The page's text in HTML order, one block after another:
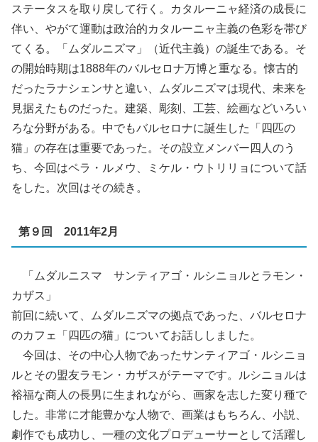
ステータスを取り戻して行く。カタルーニャ経済の成長に
伴い、やがて運動は政治的カタルーニャ主義の色彩を帯び
てくる。「ムダルニズマ」（近代主義）の誕生である。そ
の開始時期は1888年のバルセロナ万博と重なる。懐古的
だったラナシェンサと違い、ムダルニズマは現代、未来を
見据えたものだった。建築、彫刻、工芸、絵画などいろい
ろな分野がある。中でもバルセロナに誕生した「四匹の
猫」の存在は重要であった。その設立メンバー四人のう
ち、今回はペラ・ルメウ、ミケル・ウトリリョについて話
をした。次回はその続き。
第９回 2011年2月
「ムダルニスマ サンティアゴ・ルシニョルとラモン・
カザス」
前回に続いて、ムダルニズマの拠点であった、バルセロナ
のカフェ「四匹の猫」についてお話ししました。
今回は、その中心人物であったサンティアゴ・ルシニョ
ルとその盟友ラモン・カザスがテーマです。ルシニョルは
裕福な商人の長男に生まれながら、画家を志した変り種で
した。非常に才能豊かな人物で、画業はもちろん、小説、
劇作でも成功し、一種の文化プロデューサーとして活躍し